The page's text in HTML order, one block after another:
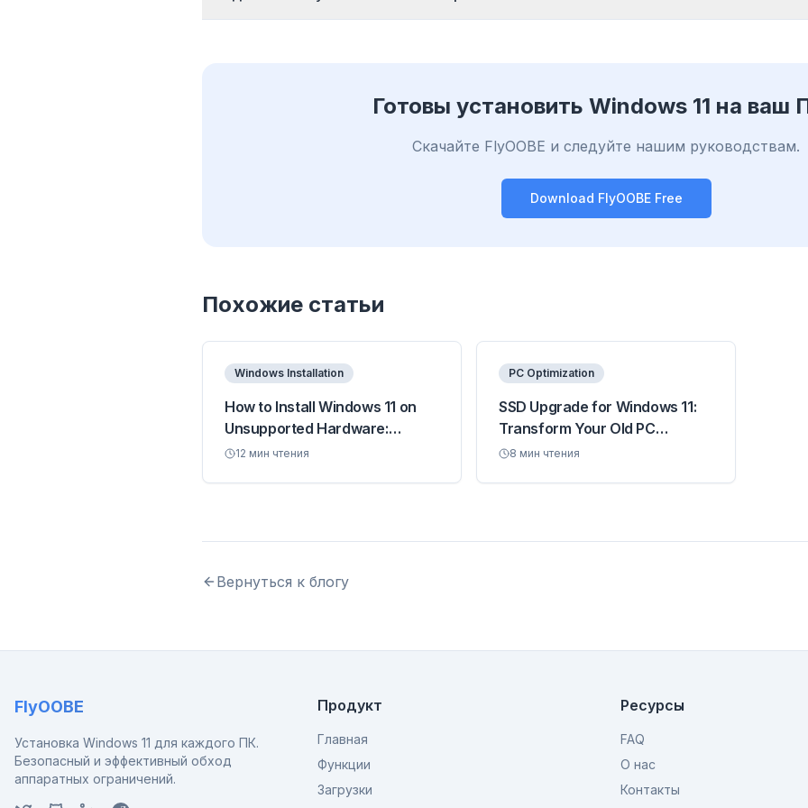
Готовы установить Windows 11 на ваш
Скачайте FlyOOBE и следуйте нашим руководствам.
Download FlyOOBE Free
Похожие статьи
Windows Installation
How to Install Windows 11 on
Unsupported Hardware:
Complete 2026 Guide
12 мин чтения
PC Optimization
SSD Upgrade for Windows 11:
Transform Your Old PC
Performance
8 мин чтения
Вернуться к блогу
FlyOOBE
Установка Windows 11 для каждого ПК.
Безопасный и эффективный обход
аппаратных ограничений.
Продукт
Главная
Функции
Загрузки
Ресурсы
FAQ
О нас
Контакты